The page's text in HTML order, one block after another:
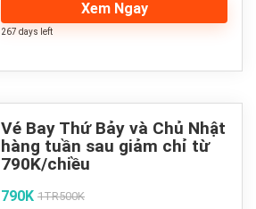
Xem Ngay
267 days left
Vé Bay Thứ Bảy và Chủ Nhật
hàng tuần sau giảm chỉ từ
790K/chiều
790K 1TR500K